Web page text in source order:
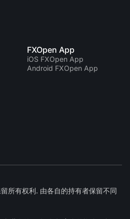
FXOpen App
iOS FXOpen App
Android FXOpen App
有权利. 由各自的持有者保留不同